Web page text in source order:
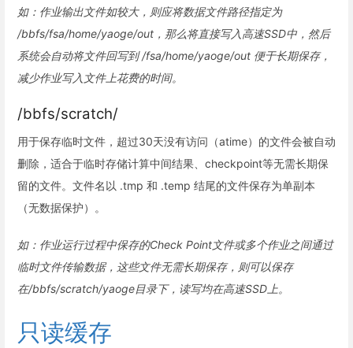
如：作业输出文件如较大，则应将数据文件路径指定为
/bbfs/fsa/home/yaoge/out，那么将直接写入高速SSD中，然后
系统会自动将文件回写到 /fsa/home/yaoge/out 便于长期保存，
减少作业写入文件上花费的时间。
/bbfs/scratch/
用于保存临时文件，超过30天没有访问（atime）的文件会被自动
删除，适合于临时存储计算中间结果、checkpoint等无需长期保
留的文件。文件名以 .tmp 和 .temp 结尾的文件保存为单副本
（无数据保护）。
如：作业运行过程中保存的Check Point文件或多个作业之间通过
临时文件传输数据，这些文件无需长期保存，则可以保存
在/bbfs/scratch/yaoge目录下，读写均在高速SSD上。
只读缓存